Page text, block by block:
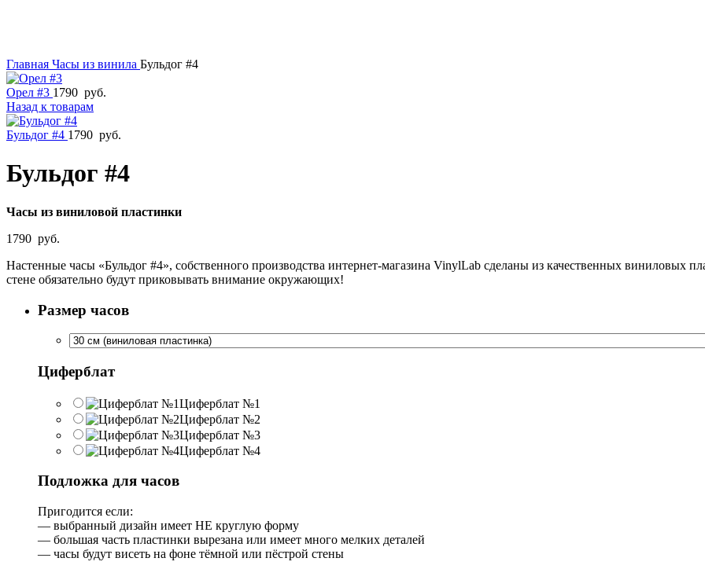
Главная Часы из винила Бульдог #4
Орел #3 1790 руб.
Назад к товарам
Бульдог #4 1790 руб.
Бульдог #4
Часы из виниловой пластинки
1790 руб.
Настенные часы «Бульдог #4», собственного производства интернет-магазина VinylLab сделаны из качественных виниловых
стене обязательно будут приковывать внимание окружающих!
Размер часов
Циферблат
Циферблат №1
Циферблат №2
Циферблат №3
Циферблат №4
Подложка для часов
Пригодится если:
— выбранный дизайн имеет НЕ круглую форму
— большая часть пластинки вырезана или имеет много мелких деталей
— часы будут висеть на фоне тёмной или пёстрой стены